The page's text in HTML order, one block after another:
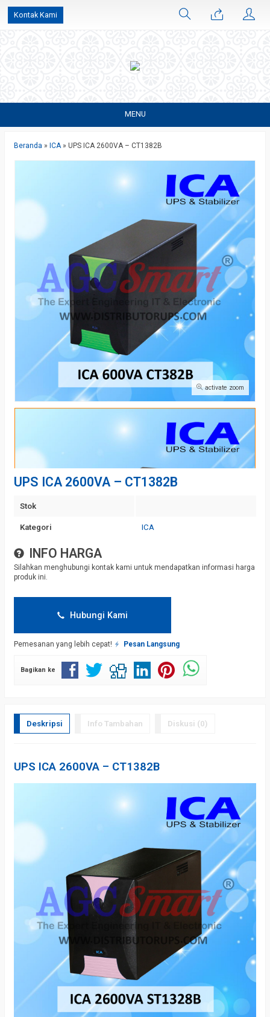
Kontak Kami
MENU
Beranda » ICA» UPS ICA 2600VA – CT1382B
activate zoom
UPS ICA 2600VA – CT1382B
Stok
Kategori ICA
INFO HARGA
Silahkan menghubungi kontak kami untuk mendapatkan informasi harga
produk ini.
Hubungi Kami
Pemesanan yang lebih cepat! Pesan Langsung
Bagikan ke
Deskripsi Info Tambahan Diskusi (0)
UPS ICA 2600VA – CT1382B